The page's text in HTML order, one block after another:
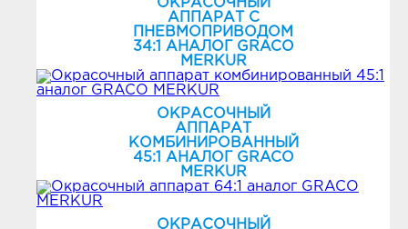
ОКРАСОЧНЫЙ
АППАРАТ С
ПНЕВМОПРИВОДОМ
34:1 АНАЛОГ GRACO
MERKUR
ОКРАСОЧНЫЙ
АППАРАТ
КОМБИНИРОВАННЫЙ
45:1 АНАЛОГ GRACO
MERKUR
ОКРАСОЧНЫЙ